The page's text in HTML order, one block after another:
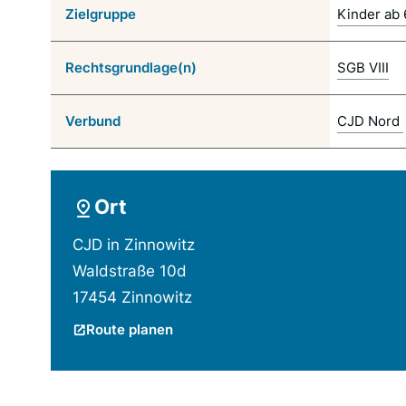
Zielgruppe Kinder ab
Rechtsgrundlage(n) SGB VIII
Verbund CJD Nord
Ort
CJD in Zinnowitz
Waldstraße 10d
17454 Zinnowitz
Route planen